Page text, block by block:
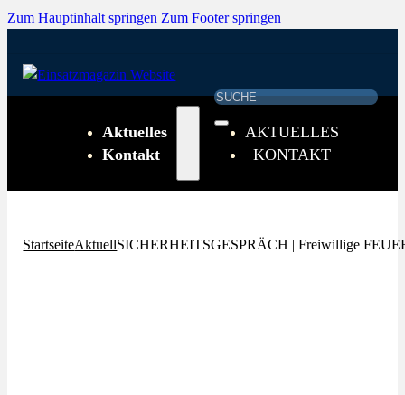
Zum Hauptinhalt springen Zum Footer springen
Suchen
Aktuelles
Kontakt
AKTUELLES
KONTAKT
StartseiteAktuellSICHERHEITSGESPRÄCH | Freiwillige